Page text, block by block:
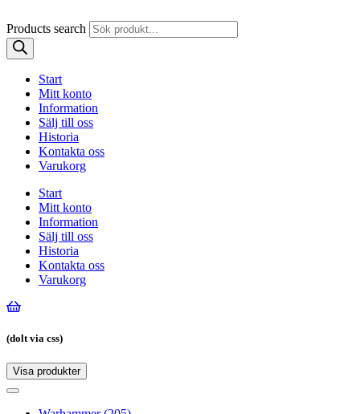
Products search
Start
Mitt konto
Information
Sälj till oss
Historia
Kontakta oss
Varukorg
Start
Mitt konto
Information
Sälj till oss
Historia
Kontakta oss
Varukorg
(dolt via css)
Visa produkter
Toggle
Toggle
navigation